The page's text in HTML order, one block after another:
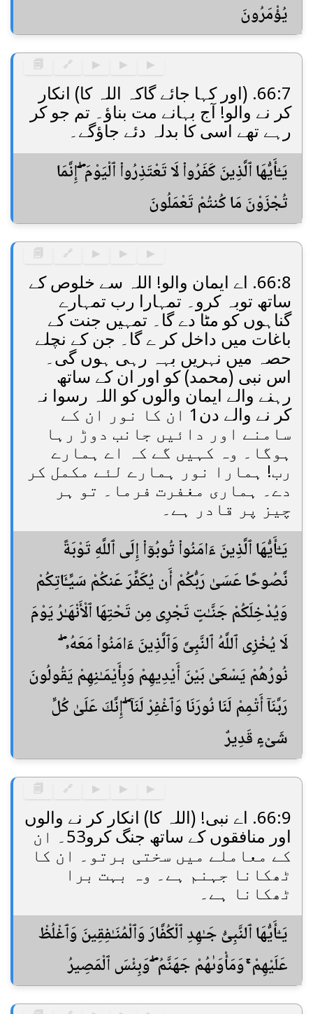
يُؤْمَرُونَ
▶
▶
▶
🔗
🗐
66:7. (اور کہا جائے گاکہ اللہ کا) انکار
کر نے والو! آج بہانے مت بناؤ۔ تم جو کر
رہے تھے اسی کا بدلہ دئے جاؤگے۔
يَـٰٓأَيُّهَا ٱلَّذِينَ كَفَرُوا۟ لَا تَعْتَذِرُوا۟ ٱلْيَوْمَ ۖ إِنَّمَا
تُجْزَوْنَ مَا كُنتُمْ تَعْمَلُونَ
▶
▶
▶
🔗
🗐
66:8. اے ایمان والو! اللہ سے خلوص کے
ساتھ توبہ کرو۔ تمہارا رب تمہارے
گناہوں کو مٹا دے گا۔ تمہیں جنت کے
باغات میں داخل کر ے گا۔ جن کے نچلے
حصہ میں نہریں بہہ رہی ہوں گی۔
اس نبی (محمد) کو اور ان کے ساتھ
رہنے والے ایمان والوں کو اللہ رسوا نہ
کر نے والے دن1 ان کا نور ان کے
سامنے اور دائیں جانب دوڑ رہا
ہوگا۔ وہ کہیں گے کہ اے ہمارے
رب! ہمارا نور ہمارے لئے مکمل کر
دے۔ ہماری مغفرت فرما۔ تو ہر
چیز پر قادر ہے۔
يَـٰٓأَيُّهَا ٱلَّذِينَ ءَامَنُوا۟ تُوبُوٓا۟ إِلَى ٱللَّهِ تَوْبَةً
نَّصُوحًا عَسَىٰ رَبُّكُمْ أَن يُكَفِّرَ عَنكُمْ سَيِّـَٔاتِكُمْ
وَيُدْخِلَكُمْ جَنَّـٰتٍ تَجْرِى مِن تَحْتِهَا ٱلْأَنْهَـٰرُ يَوْمَ
لَا يُخْزِى ٱللَّهُ ٱلنَّبِىَّ وَٱلَّذِينَ ءَامَنُوا۟ مَعَهُۥ ۖ
نُورُهُمْ يَسْعَىٰ بَيْنَ أَيْدِيهِمْ وَبِأَيْمَـٰنِهِمْ يَقُولُونَ
رَبَّنَآ أَتْمِمْ لَنَا نُورَنَا وَٱغْفِرْ لَنَآ ۖ إِنَّكَ عَلَىٰ كُلِّ
شَىْءٍ قَدِيرٌ
▶
▶
▶
🔗
🗐
66:9. اے نبی! (اللہ کا) انکار کر نے والوں
اور منافقوں کے ساتھ جنگ کرو53۔ ان
کے معاملے میں سختی برتو۔ ان کا
ٹھکانا جہنم ہے۔ وہ بہت برا
ٹھکانا ہے۔
يَـٰٓأَيُّهَا ٱلنَّبِىُّ جَـٰهِدِ ٱلْكُفَّارَ وَٱلْمُنَـٰفِقِينَ وَٱغْلُظْ
عَلَيْهِمْ ۚ وَمَأْوَىٰهُمْ جَهَنَّمُ ۖ وَبِئْسَ ٱلْمَصِيرُ